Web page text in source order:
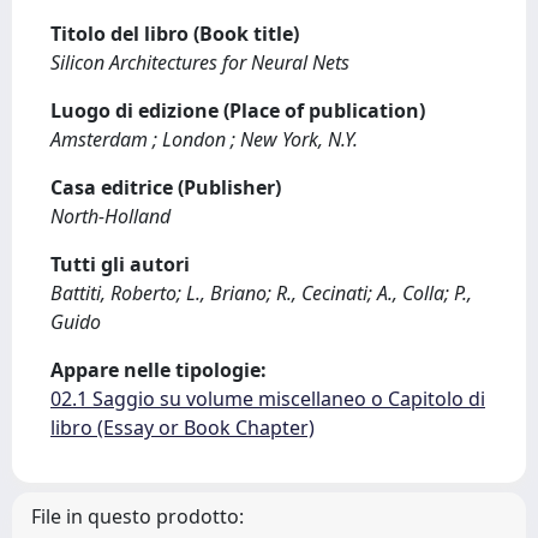
Titolo del libro (Book title)
Silicon Architectures for Neural Nets
Luogo di edizione (Place of publication)
Amsterdam ; London ; New York, N.Y.
Casa editrice (Publisher)
North-Holland
Tutti gli autori
Battiti, Roberto; L., Briano; R., Cecinati; A., Colla; P.,
Guido
Appare nelle tipologie:
02.1 Saggio su volume miscellaneo o Capitolo di
libro (Essay or Book Chapter)
File in questo prodotto: